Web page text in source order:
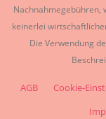
Nachnahmegebühren,
keinerlei
Die Verwendung
AGB Cookie-